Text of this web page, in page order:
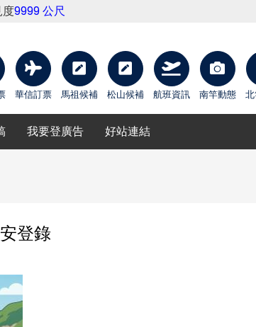
度9999 公尺
華信訂票 馬祖候補 松山候補 航班資訊 南竿動態
我要登廣告 好站連結
登錄